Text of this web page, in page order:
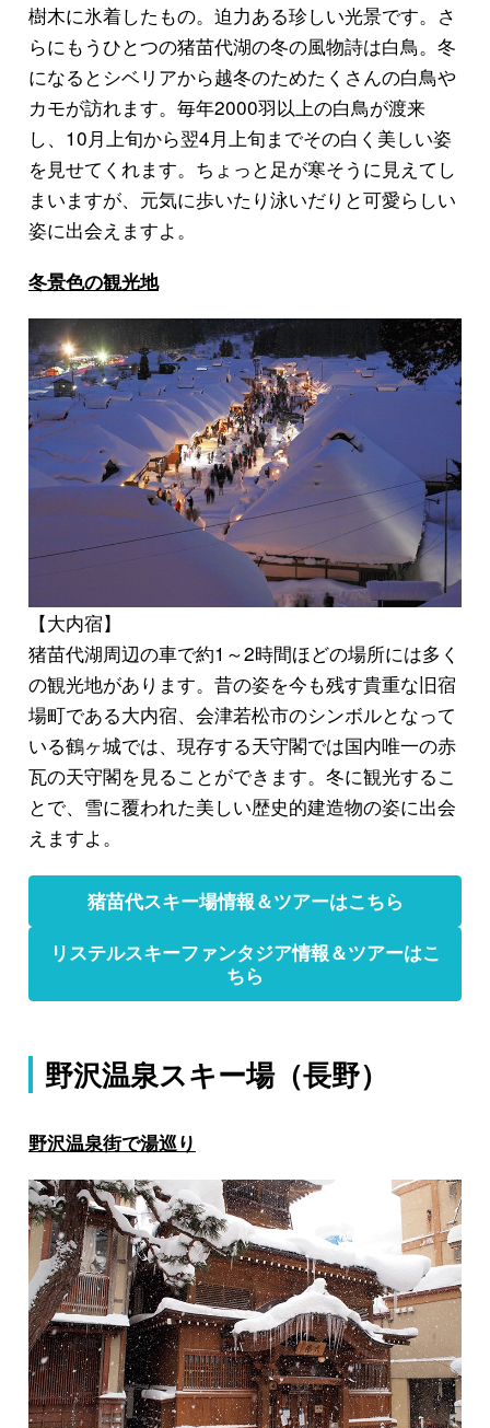
樹木に氷着したもの。迫力ある珍しい光景です。さ
らにもうひとつの猪苗代湖の冬の風物詩は白鳥。冬
になるとシベリアから越冬のためたくさんの白鳥や
カモが訪れます。毎年2000羽以上の白鳥が渡来
し、10月上旬から翌4月上旬までその白く美しい姿
を見せてくれます。ちょっと足が寒そうに見えてし
まいますが、元気に歩いたり泳いだりと可愛らしい
姿に出会えますよ。
冬景色の観光地
【大内宿】
猪苗代湖周辺の車で約1～2時間ほどの場所には多く
の観光地があります。昔の姿を今も残す貴重な旧宿
場町である大内宿、会津若松市のシンボルとなって
いる鶴ヶ城では、現存する天守閣では国内唯一の赤
瓦の天守閣を見ることができます。冬に観光するこ
とで、雪に覆われた美しい歴史的建造物の姿に出会
えますよ。
猪苗代スキー場情報＆ツアーはこちら
リステルスキーファンタジア情報＆ツアーはこ
ちら
野沢温泉スキー場（長野）
野沢温泉街で湯巡り